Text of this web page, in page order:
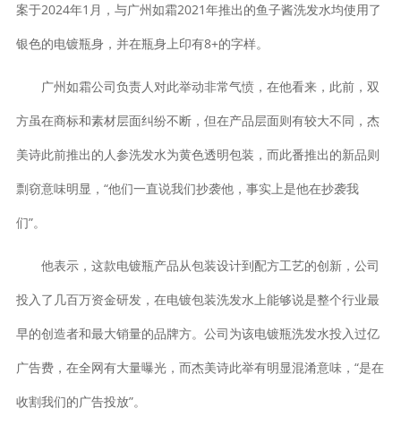
案于2024年1月，与广州如霜2021年推出的鱼子酱洗发水均使用了
银色的电镀瓶身，并在瓶身上印有8+的字样。
广州如霜公司负责人对此举动非常气愤，在他看来，此前，双
方虽在商标和素材层面纠纷不断，但在产品层面则有较大不同，杰
美诗此前推出的人参洗发水为黄色透明包装，而此番推出的新品则
剽窃意味明显，“他们一直说我们抄袭他，事实上是他在抄袭我
们”。
他表示，这款电镀瓶产品从包装设计到配方工艺的创新，公司
投入了几百万资金研发，在电镀包装洗发水上能够说是整个行业最
早的创造者和最大销量的品牌方。公司为该电镀瓶洗发水投入过亿
广告费，在全网有大量曝光，而杰美诗此举有明显混淆意味，“是在
收割我们的广告投放”。